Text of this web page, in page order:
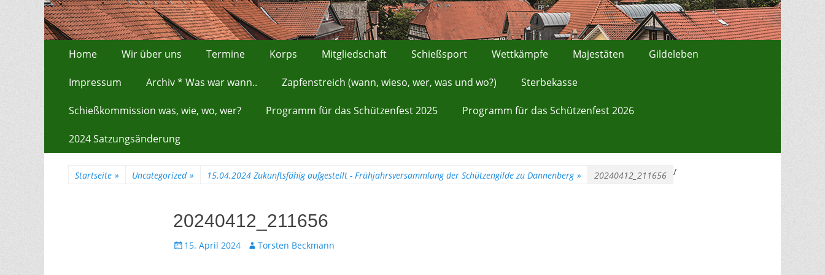
Erstes Menü
Inhalt:
Home Wir über uns Termine Korps Mitgliedschaft Schießsport Wettkämpfe Majestäten Gildeleben
Impressum Archiv * Was war wann.. Zapfenstreich (wann, wieso, wer, was und wo?) Sterbekasse
Schießkommission was, wie, wo, wer? Programm für das Schützenfest 2025 Programm für das Schützenfest 2026
2024 Satzungsänderung
Startseite » Uncategorized » /
15.04.2024 Zukunftsfähig aufgestellt - Frühjahrsversammlung der Schützengilde zu Dannenberg » 20240412_211656
20240412_211656
Gepostet
15. April 2024 AutorTorsten Beckmann